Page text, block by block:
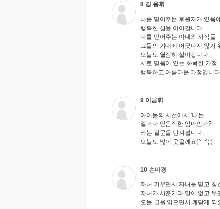
8 김 용휘
나를 믿어주는 후원자가 있음
행복한 삶을 이어갑니다.
나를 믿어주는 아내와 자식들
그들의 기대에 어긋나지 않기
오늘도 열심히 살아갑니다.
서로 믿음이 있는 화목한 가정
행복하고 아름다운 가정입니
9 이금휘
아이들의 시선에서 '나'는
얼마나 믿음직한 엄마인가?
라는 질문을 던져봅니다.
오늘도 많이 웃을께요(^_^;;)
10 손미경
자녀 키우면서 자녀를 믿고 칭
자녀가 사춘기라 말이 없고 무
오늘 글을 읽으면서 깨닫게 되